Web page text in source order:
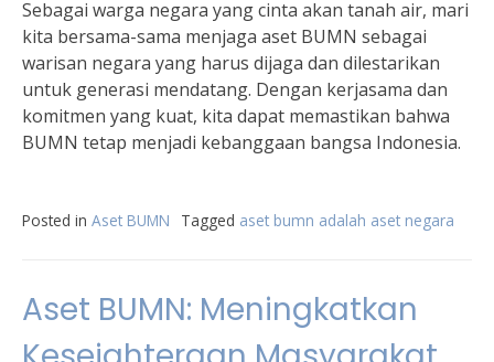
Sebagai warga negara yang cinta akan tanah air, mari
kita bersama-sama menjaga aset BUMN sebagai
warisan negara yang harus dijaga dan dilestarikan
untuk generasi mendatang. Dengan kerjasama dan
komitmen yang kuat, kita dapat memastikan bahwa
BUMN tetap menjadi kebanggaan bangsa Indonesia.
Posted in Aset BUMN Tagged aset bumn adalah aset negara
Aset BUMN: Meningkatkan